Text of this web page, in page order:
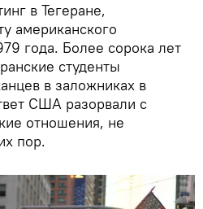
в Тегеране,
американского
года. Более сорока лет
студенты
в заложниках в
США разорвали с
отношения, не
пор.